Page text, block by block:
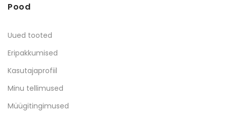
Pood
Uued tooted
Eripakkumised
Kasutajaprofiil
Minu tellimused
Müügitingimused